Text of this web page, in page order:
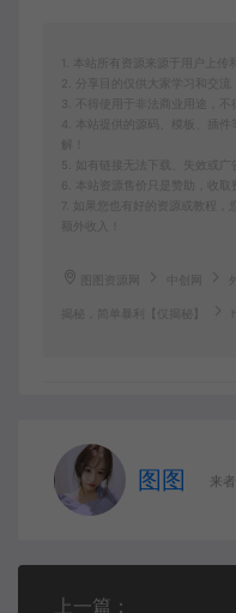
1. 本站所有资源来源于用户上传
2. 分享目的仅供大家学习和交
3. 不得使用于非法商业用途，不
4. 本站提供的源码、模板、插
5. 如有链接无法下载、失效或广
6. 本站资源售价只是赞助，收取
7. 如果您也有好的资源或教程，
额外收入！
图图资源网 中创网
揭秘，简单暴利【仅揭秘】
图图 来
上一篇：